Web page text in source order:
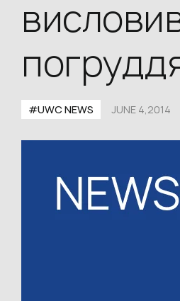
#UWC NEWS JUNE 4,2014